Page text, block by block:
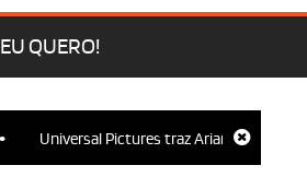
EU QUERO!
Universal Pictures traz Ariana Grande,